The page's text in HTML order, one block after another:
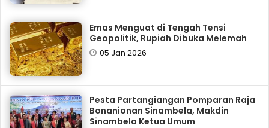
Emas Menguat di Tengah Tensi
Geopolitik, Rupiah Dibuka Melemah
05 Jan 2026
Pesta Partangiangan Pomparan Raja
Bonanionan Sinambela, Makdin
Sinambela Ketua Umum